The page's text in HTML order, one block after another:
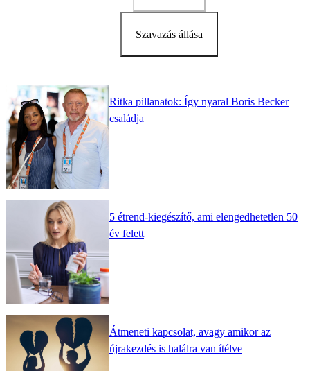
Szavazás állása
Ritka pillanatok: Így nyaral Boris Becker
családja
5 étrend-kiegészítő, ami elengedhetetlen 50
év felett
Átmeneti kapcsolat, avagy amikor az
újrakezdés is halálra van ítélve